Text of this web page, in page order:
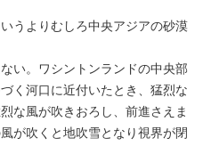
うよりむしろ中央アジアの砂漠
い。ワシントンランドの中央部
く河口に近付いたとき、猛烈な
な風が吹きおろし、前進さえま
が吹くと地吹雪となり視界が閉